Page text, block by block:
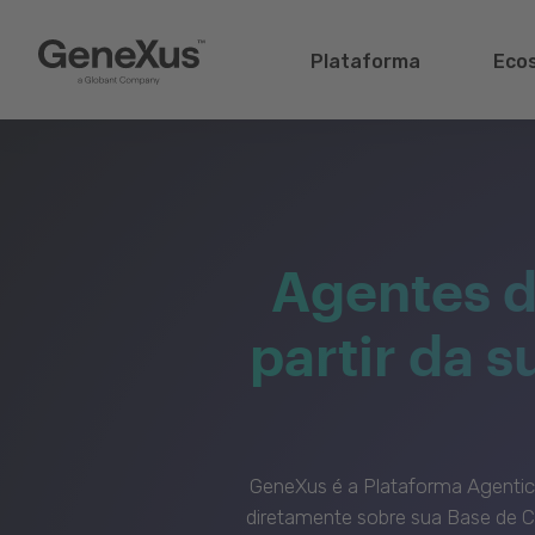
Plataforma
Agentes
partir da
GeneXus é a Plataforma
diretamente sobre sua Base de